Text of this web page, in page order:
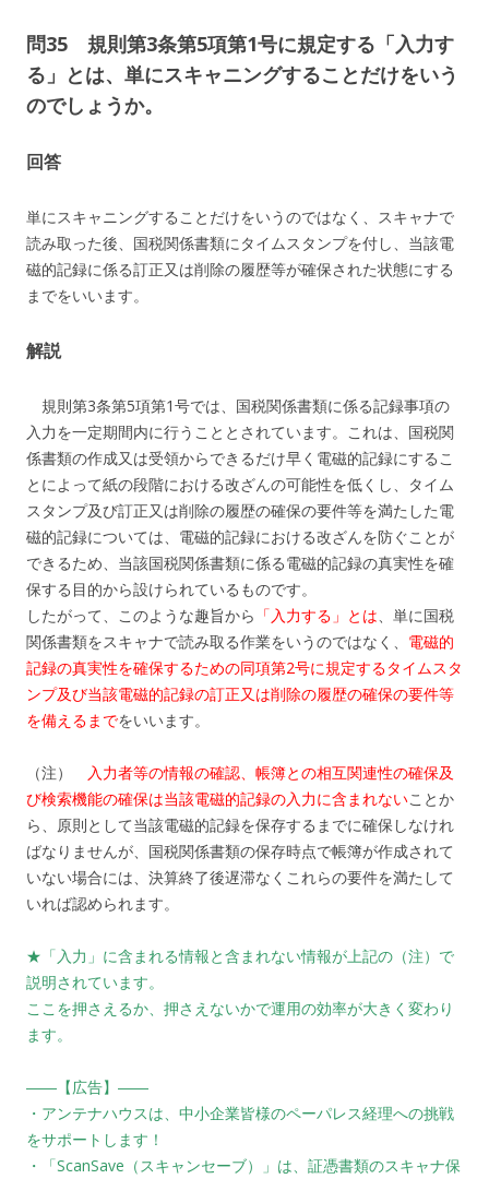
問35 規則第3条第5項第1号に規定する「入力す
る」とは、単にスキャニングすることだけをいう
のでしょうか。
回答
単にスキャニングすることだけをいうのではなく、スキャナで
読み取った後、国税関係書類にタイムスタンプを付し、当該電
磁的記録に係る訂正又は削除の履歴等が確保された状態にする
までをいいます。
解説
規則第3条第5項第1号では、国税関係書類に係る記録事項の
入力を一定期間内に行うこととされています。これは、国税関
係書類の作成又は受領からできるだけ早く電磁的記録にするこ
とによって紙の段階における改ざんの可能性を低くし、タイム
スタンプ及び訂正又は削除の履歴の確保の要件等を満たした電
磁的記録については、電磁的記録における改ざんを防ぐことが
できるため、当該国税関係書類に係る電磁的記録の真実性を確
保する目的から設けられているものです。
したがって、このような趣旨から 「入力する」とは 、単に国税
関係書類をスキャナで読み取る作業をいうのではなく、 電磁的
記録の真実性を確保するための同項第2号に規定するタイムスタ
ンプ及び当該電磁的記録の訂正又は削除の履歴の確保の要件等
を備えるまでをいいます。
（注）
入力者等の情報の確認、帳簿との相互関連性の確保及
び検索機能の確保は当該電磁的記録の入力に含まれないことか
ら、原則として当該電磁的記録を保存するまでに確保しなけれ
ばなりませんが、国税関係書類の保存時点で帳簿が作成されて
いない場合には、決算終了後遅滞なくこれらの要件を満たして
いれば認められます。
★「入力」に含まれる情報と含まれない情報が上記の（注）で
説明されています。
ここを押さえるか、押さえないかで運用の効率が大きく変わり
ます。
――【広告】――
・アンテナハウスは、中小企業皆様のペーパレス経理への挑戦
をサポートします！
・「ScanSave（スキャンセーブ）」は、証憑書類のスキャナ保